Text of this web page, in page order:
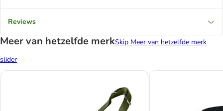
Reviews
Meer van hetzelfde merkSkip Meer van hetzelfde merk
slider